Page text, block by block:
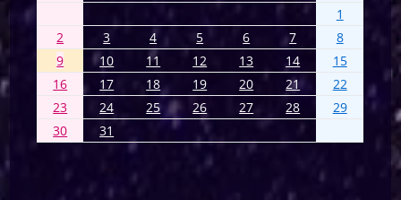
1
2
3 4 5 6 7
8
9
10 11 12 13 14
15
16
17 18 19 20 21
22
23
24 25 26 27 28
29
30
31